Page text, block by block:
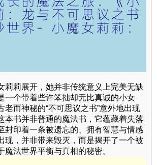
莉莉展开，她并非传统意义上完美无缺
一个带着些许笨拙却无比真诚的小女
老而神秘的“不可思议之书”意外地出现
本书并非普通的魔法书，它蕴藏着失落
封印着一条被遗忘的、拥有智慧与情感
现，并非带来毁灭，而是揭开了一个被
魔法世界平衡与真相的秘密。